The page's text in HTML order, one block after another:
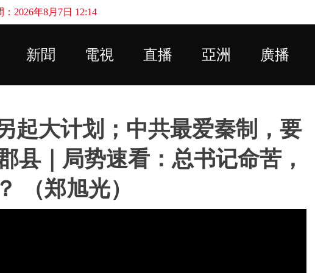
：2026年8月7日 12:14
新聞 電視 直播 亞洲 廣播
起大计划；中共最爱秦制，要
县｜局势速看：总书记命苦，
（郑旭光）